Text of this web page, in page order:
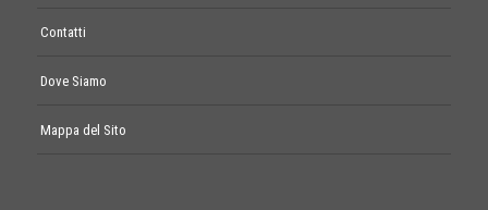
Contatti
Dove Siamo
Mappa del Sito